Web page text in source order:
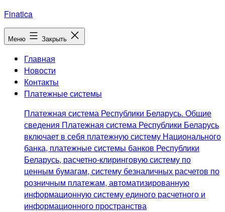
Перейти
к
содержимому
Finatica
Меню Закрыть
Главная
Новости
Контакты
Платежные системы
Платежная система Республики Беларусь. Общие
сведения Платежная система Республики Беларусь
включает в себя платежную систему Национального
банка, платежные системы банков Республики
Беларусь, расчетно-клиринговую систему по
ценным бумагам, систему безналичных расчетов по
розничным платежам, автоматизированную
информационную систему единого расчетного и
информационного пространства